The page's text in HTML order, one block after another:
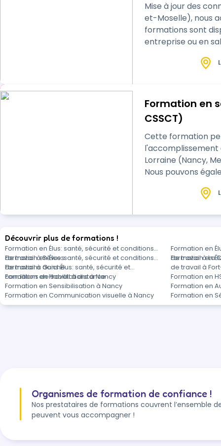
Mise à jour des
et-Moselle), nous
formations sont
entreprise ou en
Formation en
CSSCT)
Cette formation
l'accomplissement
Lorraine (Nancy, Metz) , Alsace
Nous pouvons
Découvrir plus de formations !
Formation en Élus: santé, sécurité et conditions
de travail à Sèvres
Formation en
de travail à La
Formation en Élus: santé, sécurité et conditions
de travail à Guiche
Formation en
de travail à
Formations dans Élus: santé, sécurité et
conditions de travail à distance
Formation en Habilitations à Nancy Formation en
Formation en Sensibilisation à Nancy
Formation en
Formation en Communication visuelle à Nancy
Formation en
Organismes de formation de confiance !
Nos prestataires de formations couvrent l’ensemble
peuvent vous accompagner !